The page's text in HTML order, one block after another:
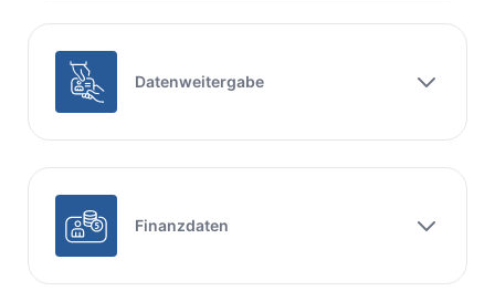
Datenweitergabe
Finanzdaten